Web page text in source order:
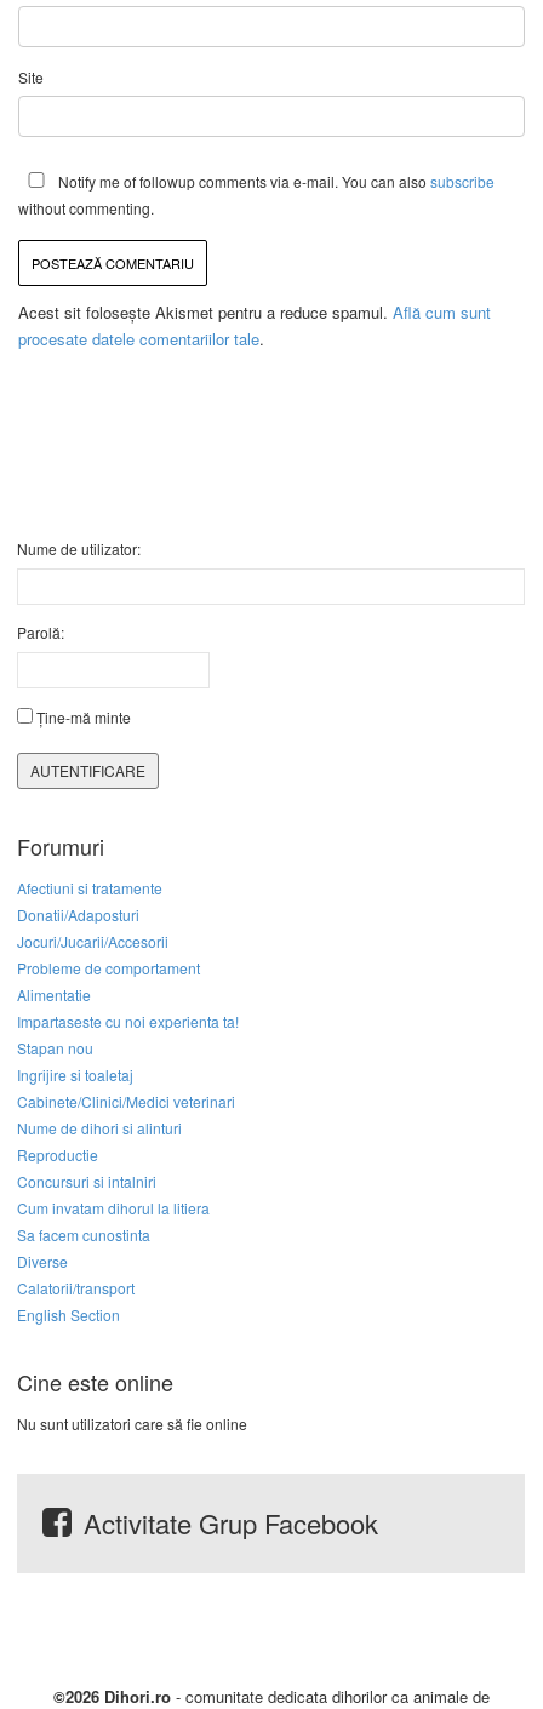
Site
Notify me of followup comments via e-mail. You can also subscribe
without commenting.
Acest sit folosește Akismet pentru a reduce spamul. Află cum sunt
procesate datele comentariilor tale.
Nume de utilizator:
Parolă:
Ține-mă minte
AUTENTIFICARE
Forumuri
Afectiuni si tratamente
Donatii/Adaposturi
Jocuri/Jucarii/Accesorii
Probleme de comportament
Alimentatie
Impartaseste cu noi experienta ta!
Stapan nou
Ingrijire si toaletaj
Cabinete/Clinici/Medici veterinari
Nume de dihori si alinturi
Reproductie
Concursuri si intalniri
Cum invatam dihorul la litiera
Sa facem cunostinta
Diverse
Calatorii/transport
English Section
Cine este online
Nu sunt utilizatori care să fie online
Activitate Grup Facebook
©2026 Dihori.ro - comunitate dedicata dihorilor ca animale de